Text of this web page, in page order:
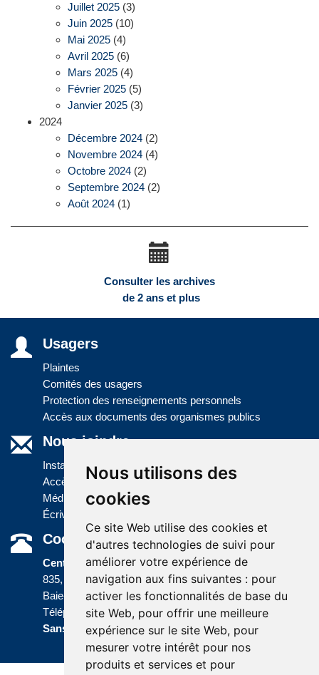
Nous utilisons des
cookies
Ce site Web utilise des cookies et
d'autres technologies de suivi pour
améliorer votre expérience de
navigation aux fins suivantes : pour
activer les fonctionnalités de base du
site Web, pour offrir une meilleure
expérience sur le site Web, pour
mesurer votre intérêt pour nos
produits et services et pour
Juillet 2025 (3)
Juin 2025 (10)
Mai 2025 (4)
Avril 2025 (6)
Mars 2025 (4)
Février 2025 (5)
Janvier 2025 (3)
2024
Décembre 2024 (2)
Novembre 2024 (4)
Octobre 2024 (2)
Septembre 2024 (2)
Août 2024 (1)
Consulter les archives
de 2 ans et plus
Usagers
Plaintes
Comités des usagers
Protection des renseignements personnels
Accès aux documents des organismes publics
Nous joindre
Installations
Accès à l'information
Médias
Écrivez-nous
Coordonnées
Centre administratif
835, boulevard Jolliet
Baie-Comeau (Québec) G5C 1P5
Téléphone :418 589-9845 ou
Sans frais : 1 800 463-5142